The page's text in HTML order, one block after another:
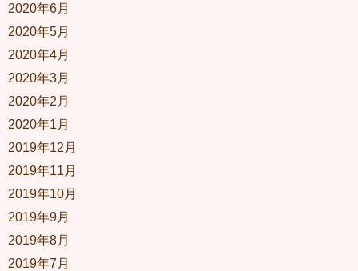
2020年6月
2020年5月
2020年4月
2020年3月
2020年2月
2020年1月
2019年12月
2019年11月
2019年10月
2019年9月
2019年8月
2019年7月